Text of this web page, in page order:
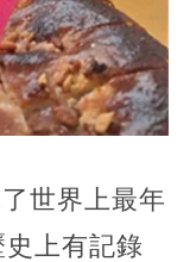
世界上最年
上有記錄